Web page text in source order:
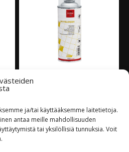
ja/tai käyttääksemme laitetietoja.
antaa meille mahdollisuuden
tai yksilöllisiä tunnuksia. Voit
23,80€